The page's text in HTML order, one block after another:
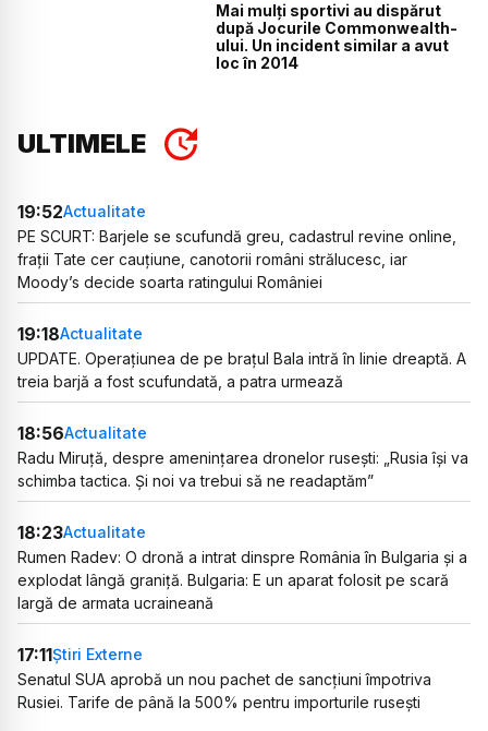
Mai mulți sportivi au dispărut
după Jocurile Commonwealth-
ului. Un incident similar a avut
loc în 2014
ULTIMELE
19:52Actualitate
PE SCURT: Barjele se scufundă greu, cadastrul revine online,
frații Tate cer cauțiune, canotorii români strălucesc, iar
Moody’s decide soarta ratingului României
19:18Actualitate
UPDATE. Operațiunea de pe brațul Bala intră în linie dreaptă. A
treia barjă a fost scufundată, a patra urmează
18:56Actualitate
Radu Miruță, despre amenințarea dronelor rusești: „Rusia își va
schimba tactica. Și noi va trebui să ne readaptăm”
18:23Actualitate
Rumen Radev: O dronă a intrat dinspre România în Bulgaria și a
explodat lângă graniță. Bulgaria: E un aparat folosit pe scară
largă de armata ucraineană
17:11Știri Externe
Senatul SUA aprobă un nou pachet de sancțiuni împotriva
Rusiei. Tarife de până la 500% pentru importurile rusești